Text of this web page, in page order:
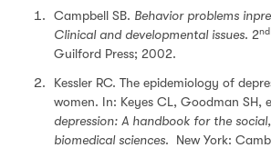
Campbell SB. Behavior problems in
Clinical and developmental issues. 2nd
Guilford Press; 2002.
Kessler RC. The epidemiology of
women. In: Keyes CL, Goodman SH,
depression: A handbook for the
biomedical sciences.
New York: